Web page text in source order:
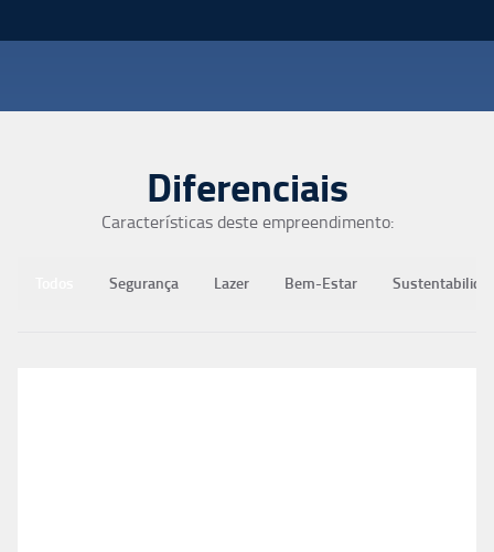
Diferenciais
Características deste empreendimento:
Segurança Lazer Bem-Estar